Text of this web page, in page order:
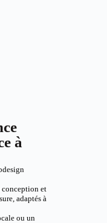
à
conception et
adaptés à
ou un